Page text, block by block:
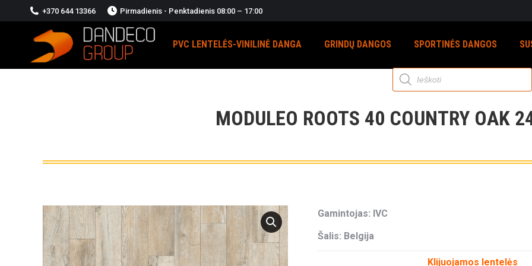
+370 644 13366 Pirmadienis - Penktadienis 08:00 – 17:00
PVC LENTELĖS-VINILINĖ DANGA GRINDŲ DANGOS SPORTINĖS DANGOS
Products
search
MODULEO ROOTS 40 COUNTRY OAK
Gamintojas: IVC
Šalis: Belgija
Klijuojamos lentelės